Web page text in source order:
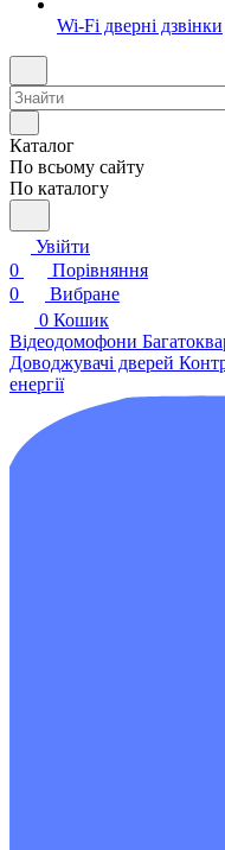
Wi-Fi дверні дзвінки
Каталог
По всьому сайту
По каталогу
Увійти
0
Порівняння
0
Вибране
0 Кошик
Відеодомофони
Доводжувачі дверей
енергії